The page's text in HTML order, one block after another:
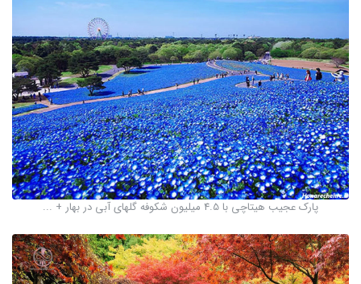
پارک عجیب هیتاچی با 4.5 میلیون شکوفه گلهای آبی در بهار + ...